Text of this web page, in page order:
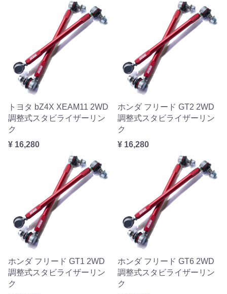
トヨタ bZ4X XEAM11 2WD
調整式スタビライザーリン
ク
¥ 16,280
ホンダ フリード GT2 2WD
調整式スタビライザーリン
ク
¥ 16,280
ホンダ フリード GT1 2WD
調整式スタビライザーリン
ク
ホンダ フリード GT6 2WD
調整式スタビライザーリン
ク